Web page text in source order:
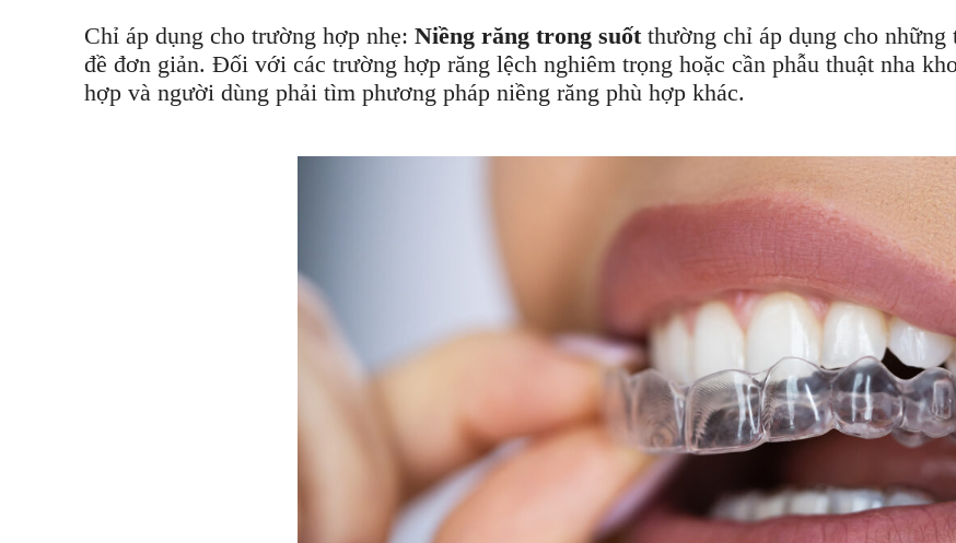
Chỉ áp dụng cho trường hợp nhẹ: Niềng răng trong suốt thường chỉ áp dụng cho
đề đơn giản. Đối với các trường hợp răng lệch nghiêm trọng hoặc cần phẫu thuật nha
hợp và người dùng phải tìm phương pháp niềng răng phù hợp khác.